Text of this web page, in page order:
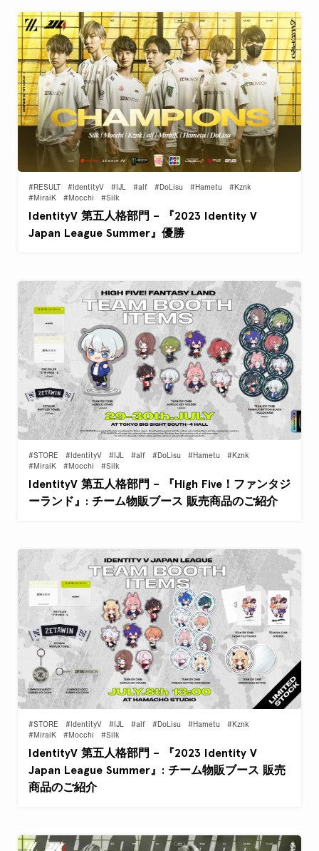
#RESULT #IdentityV #IJL #alf #DoLisu #Hametu
#Kznk
#MiraiK
#Mocchi #Silk
IdentityV 第五人格部門 – 『2023 Identity V
Japan League Summer』優勝
#STORE #IdentityV #IJL #alf #DoLisu #Hametu
#Kznk
#MiraiK
#Mocchi #Silk
IdentityV 第五人格部門 – 『High Five！ファンタジ
ーランド』: チーム物販ブース 販売商品のご紹介
#STORE #IdentityV #IJL #alf #DoLisu #Hametu
#Kznk
#MiraiK
#Mocchi #Silk
IdentityV 第五人格部門 – 『2023 Identity V
Japan League Summer』: チーム物販ブース 販売
商品のご紹介